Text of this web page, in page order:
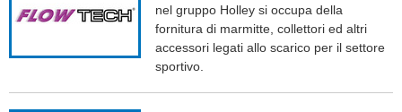
nel gruppo Holley si occupa della
fornitura di marmitte, collettori ed altri
accessori legati allo scarico per il settore
sportivo.